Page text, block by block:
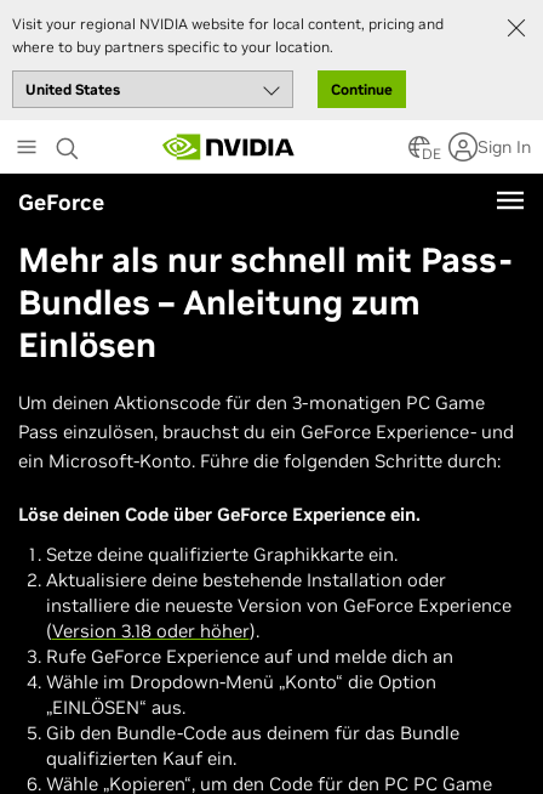
Visit your regional NVIDIA website for local content, pricing and
where to buy partners specific to your location.
Continue
to
main
content
DE Sign In
GeForce
Mehr als nur schnell mit Pass-
Bundles – Anleitung zum
Einlösen
Um deinen Aktionscode für den 3-monatigen PC Game
Pass einzulösen, brauchst du ein GeForce Experience- und
ein Microsoft-Konto. Führe die folgenden Schritte durch:
Löse deinen Code über GeForce Experience ein.
Setze deine qualifizierte Graphikkarte ein.
Aktualisiere deine bestehende Installation oder
installiere die neueste Version von GeForce Experience
(Version 3.18 oder höher).
Rufe GeForce Experience auf und melde dich an
Wähle im Dropdown-Menü „Konto“ die Option
„EINLÖSEN“ aus.
Gib den Bundle-Code aus deinem für das Bundle
qualifizierten Kauf ein.
Wähle „Kopieren“, um den Code für den PC PC Game